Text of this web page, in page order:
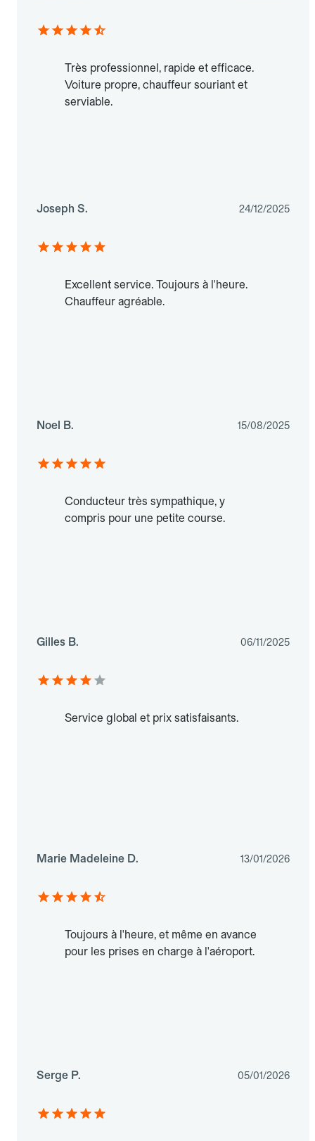
Très professionnel, rapide et efficace.
Voiture propre, chauffeur souriant et
serviable.
Joseph S. 24/12/2025
Excellent service. Toujours à l'heure.
Chauffeur agréable.
Noel B. 15/08/2025
Conducteur très sympathique, y
compris pour une petite course.
Gilles B. 06/11/2025
Service global et prix satisfaisants.
Marie Madeleine D. 13/01/2026
Toujours à l'heure, et même en avance
pour les prises en charge à l'aéroport.
Serge P. 05/01/2026